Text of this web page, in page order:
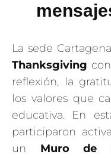
La sede
Thanksgiving
reflexión, la
los valores que
educativa. En
participaron
un Muro de